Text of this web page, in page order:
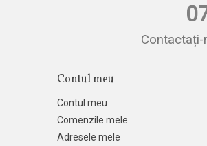
Contactați-
Contul meu
Contul meu
Comenzile mele
Adresele mele